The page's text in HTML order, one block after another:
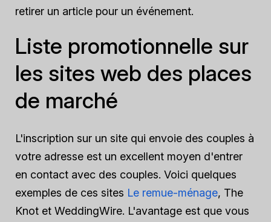
retirer un article pour un événement.
Liste promotionnelle sur
les sites web des places
de marché
L'inscription sur un site qui envoie des couples à
votre adresse est un excellent moyen d'entrer
en contact avec des couples. Voici quelques
exemples de ces sites Le remue-ménage, The
Knot et WeddingWire. L'avantage est que vous